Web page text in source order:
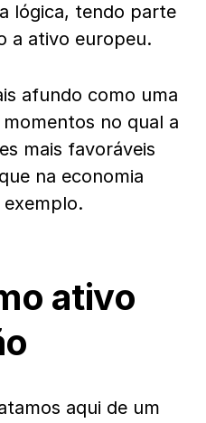
lógica, tendo parte
a ativo europeu.
afundo como uma
no qual a
mais favoráveis
na economia
ativo
aqui de um